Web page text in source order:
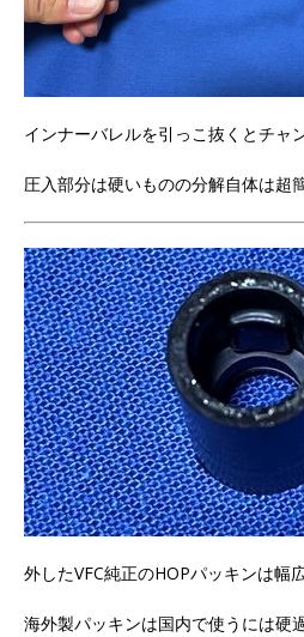
インナーバレルを引っこ抜くとチャ
圧入部分は硬いものの分解自体は超
外したVFC純正のHOPパッキンは幅
海外製パッキンは国内で使うには硬